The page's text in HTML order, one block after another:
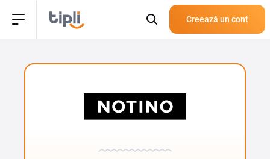
Creează un cont